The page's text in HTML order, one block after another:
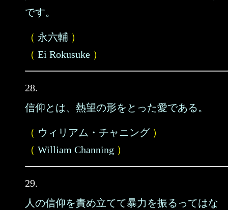
です。
（ 永六輔 ）
（ Ei Rokusuke ）
28.
信仰とは、熱望の形をとった愛である。
（ ウィリアム・チャニング）
（ William Channing ）
29.
人の信仰を責め立てて暴力を振るってはな